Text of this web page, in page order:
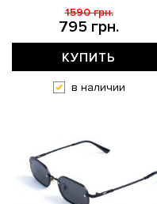
795 грн.
1590 грн.
КУПИТЬ
в наличии